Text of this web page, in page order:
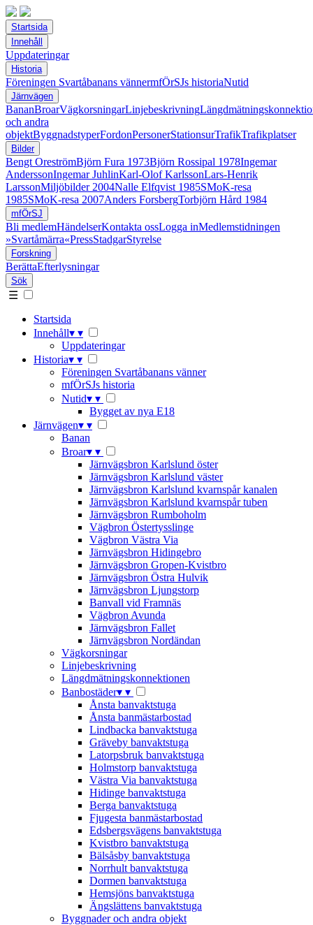
Startsida
Innehåll
Uppdateringar
Historia
Föreningen Svartåbanans vännermfÖrSJs historiaNutid
Järnvägen
BananBroarVägkorsningarLinjebeskrivning
och andra
objektByggnadstyperFordonPersonerStationsurTrafikTrafikplatser
Bilder
Bengt OreströmBjörn Fura 1973Björn Rossipal 1978Ingemar
AnderssonIngemar JuhlinKarl-Olof KarlssonLars-Henrik
LarssonMiljöbilder 2004Nalle Elfqvist 1985SMoK-resa
1985SMoK-resa 2007Anders ForsbergTorbjörn Hård 1984
mfÖrSJ
Bli medlemHändelserKontakta ossLogga inMedlemstidningen
»Svartåmärra«PressStadgarStyrelse
Forskning
BerättaEfterlysningar
Sök
☰
Startsida
Innehåll▾ ▾
Uppdateringar
Historia▾ ▾
Föreningen Svartåbanans vänner
mfÖrSJs historia
Nutid▾ ▾
Bygget av nya E18
Järnvägen▾ ▾
Banan
Broar▾ ▾
Järnvägsbron Karlslund öster
Järnvägsbron Karlslund väster
Järnvägsbron Karlslund kvarnspår kanalen
Järnvägsbron Karlslund kvarnspår tuben
Järnvägsbron Rumboholm
Vägbron Östertysslinge
Vägbron Västra Via
Järnvägsbron Hidingebro
Järnvägsbron Gropen-Kvistbro
Järnvägsbron Östra Hulvik
Järnvägsbron Ljungstorp
Banvall vid Framnäs
Vägbron Avunda
Järnvägsbron Fallet
Järnvägsbron Nordändan
Vägkorsningar
Linjebeskrivning
Längdmätningskonnektionen
Banbostäder▾ ▾
Ånsta banvaktstuga
Ånsta banmästarbostad
Lindbacka banvaktstuga
Gräveby banvaktstuga
Latorpsbruk banvaktstuga
Holmstorp banvaktstuga
Västra Via banvaktstuga
Hidinge banvaktstuga
Berga banvaktstuga
Fjugesta banmästarbostad
Edsbergsvägens banvaktstuga
Kvistbro banvaktstuga
Bälsåsby banvaktstuga
Norrhult banvaktstuga
Dormen banvaktstuga
Hemsjöns banvaktstuga
Ängslättens banvaktstuga
Byggnader och andra objekt